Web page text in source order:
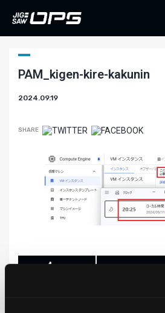
PAM_kigen-kire-kakunin
2024.09.19
SHARE